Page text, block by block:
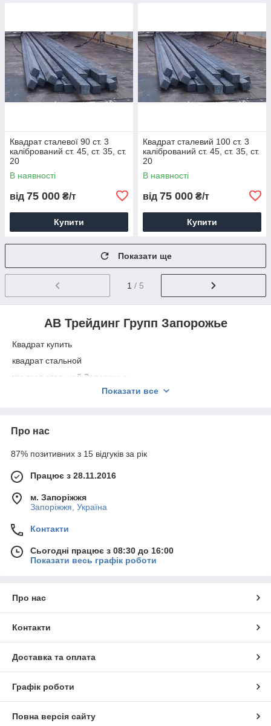
Квадрат сталевої 90 ст. 3
калібрований ст. 45, ст. 35, ст.
20
В наявності
від 75 000 ₴/т
Купити
Квадрат сталевий 100 ст. 3
калібрований ст. 45, ст. 35, ст.
20
В наявності
від 75 000 ₴/т
Купити
Показати ще
1 / 5
АВ Трейдинг Групп Запорожье
Квадрат купить
квадрат стальной
квадрат стальной Запорожье
квадрат стальной купить
квадрат металлопрокат
Показати все
Про нас
87% позитивних з 15 відгуків за рік
Працює з 28.11.2016
м. Запоріжжя
Запоріжжя, Україна
Контакти
Сьогодні працює з 08:30 до 16:00
Показати весь графік роботи
Про нас
Контакти
Доставка та оплата
Графік роботи
Повна версія сайту